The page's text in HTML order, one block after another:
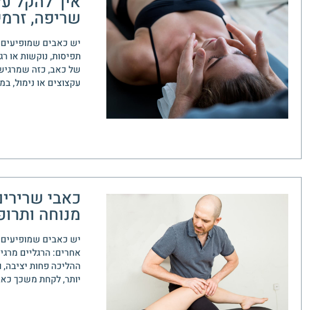
שריפה,
יש כאבים
תפיסות, נוקשות או
של כאב, כזה שמרגיש
עקצוצים או נימול,
כאבי
מנוחה
יש כאבים שמופיעים
אחרים: הרגליים
ההליכה פחות
יותר, לקחת משכך